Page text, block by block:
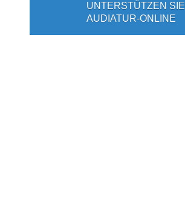
UNTERSTÜTZEN SIE
AUDIATUR-ONLINE